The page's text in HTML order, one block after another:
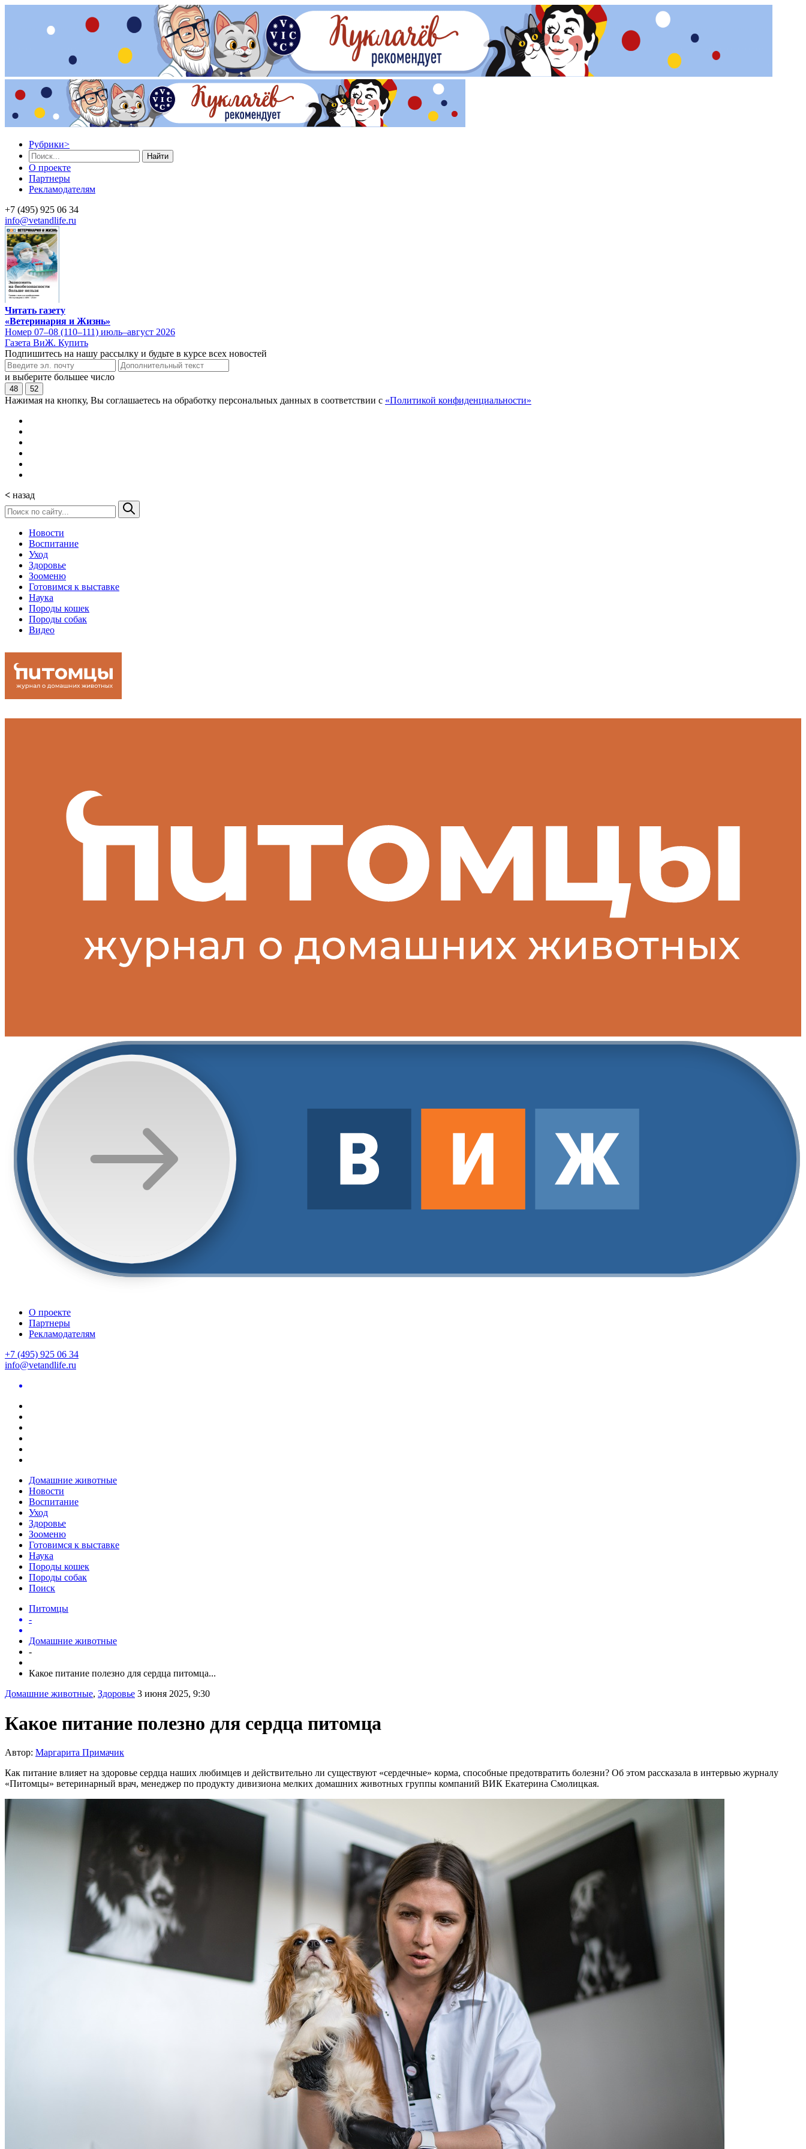
Рубрики>
Найти
О проекте
Партнеры
Рекламодателям
+7 (495) 925 06 34
info@vetandlife.ru
Читать газету
«Ветеринария и Жизнь»
Номер 07–08 (110–111) июль–август 2026
Газета ВиЖ. Купить
Подпишитесь на нашу рассылку и будьте в курсе всех новостей
и выберите большее число
48 52
Нажимая на кнопку, Вы соглашаетесь на обработку персональных данных в соответствии с «Политикой конфиденциальности»
< назад
Новости
Воспитание
Уход
Здоровье
Зооменю
Готовимся к выставке
Наука
Породы кошек
Породы собак
Видео
О проекте
Партнеры
Рекламодателям
+7 (495) 925 06 34
info@vetandlife.ru
Домашние животные
Новости
Воспитание
Уход
Здоровье
Зооменю
Готовимся к выставке
Наука
Породы кошек
Породы собак
Поиск
Питомцы
-
Домашние животные
-
Какое питание полезно для сердца питомца...
Домашние животные, Здоровье 3 июня 2025, 9:30
Какое питание полезно для сердца питомца
Автор: Маргарита Примачик
Как питание влияет на здоровье сердца наших любимцев и действительно ли существуют «сердечные» корма, способные предотвратить болезни? Об этом рассказала в интервью журналу
«Питомцы» ветеринарный врач, менеджер по продукту дивизиона мелких домашних животных группы компаний ВИК Екатерина Смолицкая.